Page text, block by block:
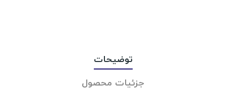
توضیحات
جزئیات محصول